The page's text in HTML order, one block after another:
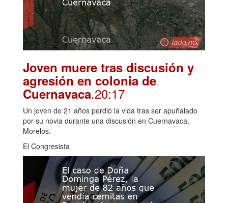
Joven muere tras discusión y
agresión en colonia de
Cuernavaca.20:17
Un joven de 21 años perdió la vida tras ser apuñalado
por su novia durante una discusión en Cuernavaca,
Morelos.
El Congresista